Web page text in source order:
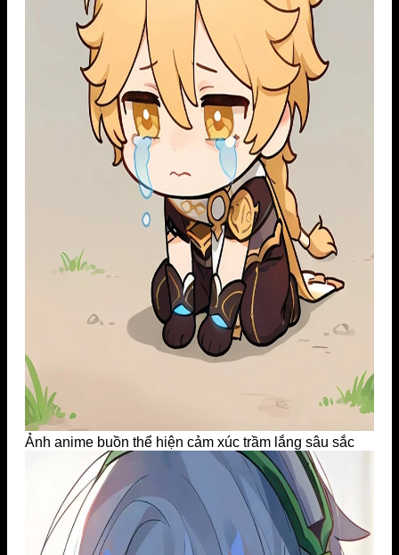
Ảnh anime buồn thể hiện cảm xúc trầm lắng sâu sắc